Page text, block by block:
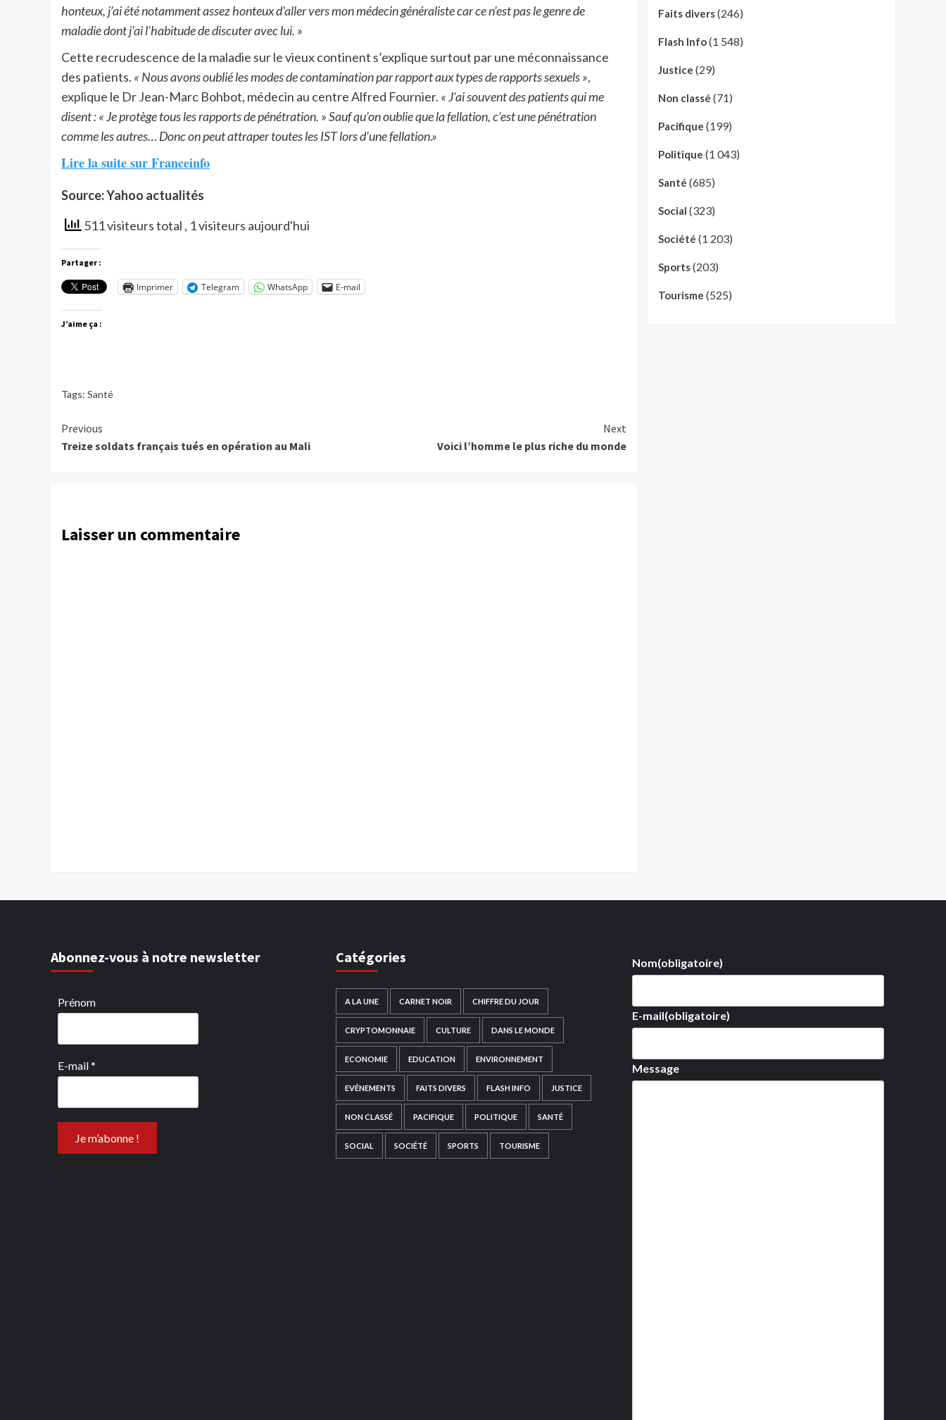
honteux, j’ai été notamment assez honteux d’aller vers mon médecin généraliste car ce n’est pas le genre de
maladie dont j’ai l’habitude de discuter avec lui. »
Cette recrudescence de la maladie sur le vieux continent s’explique surtout par une méconnaissance
des patients. « Nous avons oublié les modes de contamination par rapport aux types de rapports sexuels »,
explique le Dr Jean-Marc Bohbot, médecin au centre Alfred Fournier. « J’ai souvent des patients qui me
disent : « Je protège tous les rapports de pénétration. » Sauf qu’on oublie que la fellation, c’est une pénétration
comme les autres… Donc on peut attraper toutes les IST lors d’une fellation.»
Lire la suite sur Franceinfo
Source: Yahoo actualités
511 visiteurs total , 1 visiteurs aujourd'hui
Partager :
Imprimer Telegram WhatsApp E-mail
J’aime ça :
Tags: Santé
Continue
Reading
Previous
Treize soldats français tués en opération au Mali
Next
Voici l’homme le plus riche du monde
Laisser un commentaire
Faits divers(246)
Flash Info(1 548)
Justice (29)
Non classé (71)
Pacifique (199)
Politique (1 043)
Santé (685)
Social (323)
Société (1 203)
Sports(203)
Tourisme (525)
Abonnez-vous à notre newsletter
Prénom
E-mail*
Catégories
A LA UNE CARNET NOIR CHIFFRE DU JOUR
CRYPTOMONNAIE CULTURE DANS LE MONDE
ECONOMIE EDUCATION ENVIRONNEMENT
EVÉNEMENTS FAITS DIVERS FLASH INFO JUSTICE
NON CLASSÉ PACIFIQUE POLITIQUE SANTÉ
SOCIAL SOCIÉTÉ SPORTS TOURISME
Nom(obligatoire)
E-mail(obligatoire)
Message